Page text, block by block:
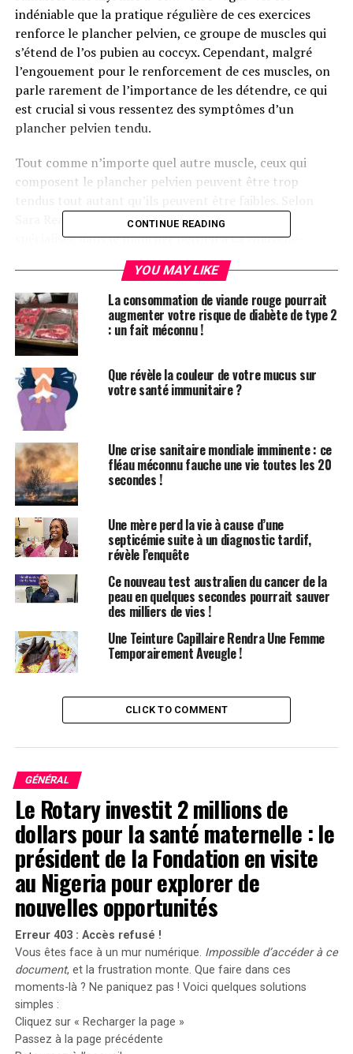
indéniable que la pratique régulière de ces exercices
renforce le plancher pelvien, ce groupe de muscles qui
s’étend de l’os pubien au coccyx. Cependant, malgré
l’engouement pour le renforcement de ces muscles, on
parle rarement de l’importance de les détendre, ce qui
est crucial si vous ressentez des symptômes d’un
plancher pelvien tendu.
Tout comme n’importe quel autre muscle, ceux qui
composent le plancher pelvien peuvent être trop
Sara Reardon, PT, DPT, WCS, physiothérapeute
spécialisée dans le plancher pelvien à La Nouvelle-
Orléans, la faiblesse musculaire est souvent mise en
avant car elle touche environ 24 % des femmes et 16 %
des hommes, avec des symptômes plus visibles, comme
des fuites urinaires lors d’un rire. Cependant, il est
important de noter que les muscles du plancher pelvien
peuvent également se contracter et devenir difficiles à
relâcher, affectant environ 1 personne sur 10.
Cette tension peut être à l’origine de divers problèmes,
étant donné l’interconnexion de ces muscles avec les
intestins, la vessie et les organes sexuels. L’idéal serait
d’avoir un plancher pelvien équilibré, comme l’explique
Darla Cathcart, PT, DPT, PhD, physiothérapeute
spécialisée dans le plancher pelvien en Arkansas. «
Lorsque vous toussez ou éternuez, il est essentiel que
ces muscles puissent se contracter pour éviter les
fuites, mais ils doivent également être capables de se
détendre lors de l’évacuation des gaz, d’un mouvement
intestinal, de l’accouchement ou de l’insertion d’un
objet dans le vagin », précise-t-elle.
Dans les sections suivantes, des experts détaillent les
principaux symptômes d’un plancher pelvien tendu (ou
que votre pelvis est coincé dans une contraction.
Qu’est-ce qui peut provoquer la
tension de votre plancher
pelvien ?
Ce groupe musculaire fonctionne différemment de
votre biceps, par exemple : vous devez contracter votre
biceps pour bouger votre avant-bras, tandis que les
muscles du plancher pelvien sont toujours
soutenant les organes pelviens et stabilisant votre
tronc. Cela signifie que vous pouvez engager ces muscles
sans vous en rendre compte tout au long de la journée,
un peu comme vous pourriez serrer les dents en période
de stress. « Le plancher pelvien est une partie du corps
qui supporte des charges, donc c’est un endroit où la
tension peut s’accumuler », explique Lopa Pandya, MD,
CONTINUE READING
YOU MAY LIKE
La consommation de viande rouge pourrait
augmenter votre risque de diabète de type 2
: un fait méconnu !
Que révèle la couleur de votre mucus sur
votre santé immunitaire ?
Une crise sanitaire mondiale imminente : ce
fléau méconnu fauche une vie toutes les 20
secondes !
Une mère perd la vie à cause d’une
septicémie suite à un diagnostic tardif,
révèle l’enquête
Ce nouveau test australien du cancer de la
peau en quelques secondes pourrait sauver
des milliers de vies !
Une Teinture Capillaire Rendra Une Femme
Temporairement Aveugle !
CLICK TO COMMENT
GÉNÉRAL
Le Rotary investit 2 millions de
dollars pour la santé maternelle : le
président de la Fondation en visite
au Nigeria pour explorer de
nouvelles opportunités
Erreur 403 : Accès refusé !
Vous êtes face à un mur numérique. Impossible d’accéder à ce
document, et la frustration monte. Que faire dans ces
moments-là ? Ne paniquez pas ! Voici quelques solutions
simples :
Cliquez sur « Recharger la page »
Passez à la page précédente